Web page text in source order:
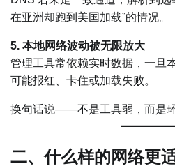
在亚洲却跑到美国加载”的情况。
5. 本地网络波动被无限放大
管理工具常依赖实时数据，一旦
可能报红、卡住或加载失败。
换句话说——不是工具弱，而是环
二、什么样的网络更